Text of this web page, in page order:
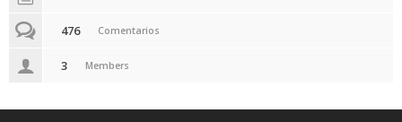
476 Comentarios
3 Members